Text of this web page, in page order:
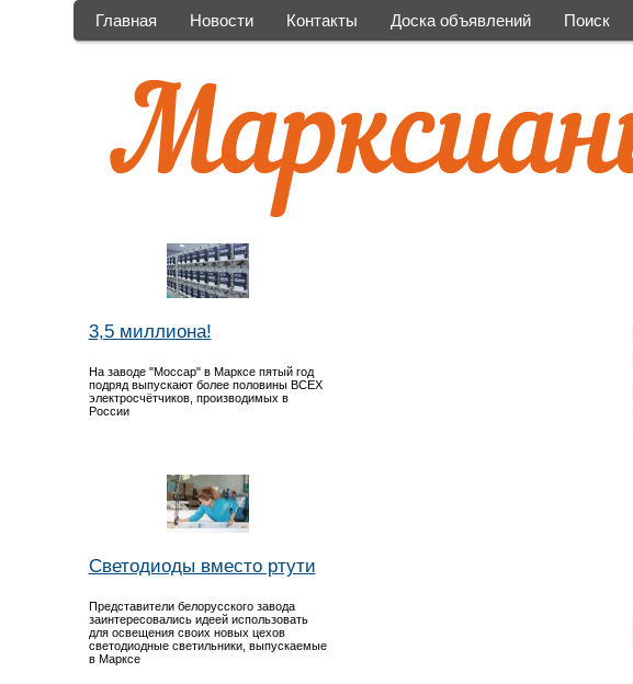
Главная Новости Контакты Доска объявлений Поиск
3,5 миллиона!
На заводе "Моссар" в Марксе пятый год
подряд выпускают более половины ВСЕХ
электросчётчиков, производимых в
России
Светодиоды вместо ртути
Представители белорусского завода
заинтересовались идеей использовать
для освещения своих новых цехов
светодиодные светильники, выпускаемые
в Марксе